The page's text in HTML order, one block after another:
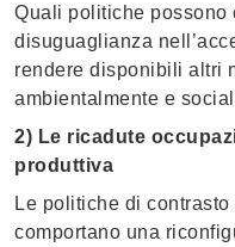
Quali politiche possono
disuguaglianza
rendere disponibili altri
ambientalmente e
2) Le ricadute
produttiva
Le politiche di
comportano una